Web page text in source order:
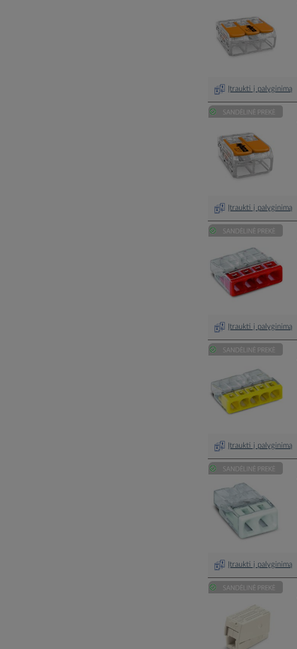
Įtraukti į palyginimą
Įtraukti į palyginimą
Įtraukti į palyginimą
Įtraukti į palyginimą
Įtraukti į palyginimą